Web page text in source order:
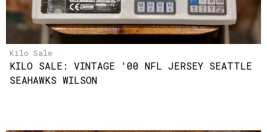
Kilo Sale
KILO SALE: VINTAGE '00 NFL JERSEY SEATTLE
SEAHAWKS WILSON